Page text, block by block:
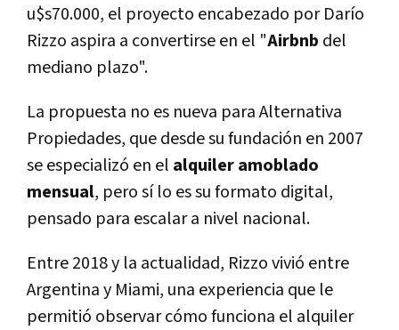
u$s70.000, el proyecto encabezado por Darío
Rizzo aspira a convertirse en el "Airbnb del
mediano plazo".
La propuesta no es nueva para Alternativa
Propiedades, que desde su fundación en 2007
se especializó en el alquiler amoblado
mensual, pero sí lo es su formato digital,
pensado para escalar a nivel nacional.
Entre 2018 y la actualidad, Rizzo vivió entre
Argentina y Miami, una experiencia que le
permitió observar cómo funciona el alquiler